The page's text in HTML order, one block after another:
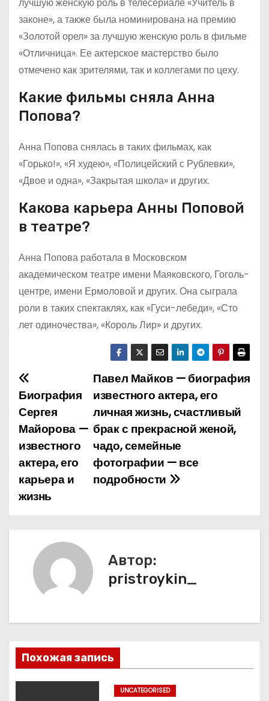
законе», а также была номинирована на премию
«Золотой орел» за лучшую женскую роль в фильме
«Отличница». Ее актерское мастерство было
отмечено как зрителями, так и коллегами по цеху.
Какие фильмы сняла Анна
Попова?
Анна Попова снялась в таких фильмах, как
«Горько!», «Я худею», «Полицейский с Рублевки»,
«Двое и одна», «Закрытая школа» и других.
Какова карьера Анны Поповой
в театре?
Анна Попова работала в Московском
академическом театре имени Маяковского, Гоголь-
центре, имени Ермоловой и других. Она сыграла
роли в таких спектаклях, как «Гуси-лебеди», «Сто
лет одиночества», «Король Лир» и других.
Н
а
в
и
г
ц
з
а
Павел Майков — биография
известного актера, его
личная жизнь, счастливый
брак с прекрасной женой,
чадо, семейные
фотографии — все
подробности
Биография
Сергея
Майорова —
известного
актера, его
карьера и
жизнь
Автор:
pristroykin_
Похожая запись
UNCATEGORISED